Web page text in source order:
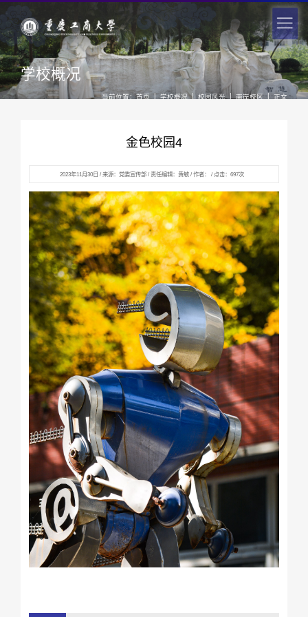
学校概况
当前位置： 首页 | 学校概况 | 校园风光 | 南岸校区 | 正文
金色校园4
2023年11月30日 / 来源：党委宣传部 / 责任编辑：黄敏 / 作者： / 点击： 697次